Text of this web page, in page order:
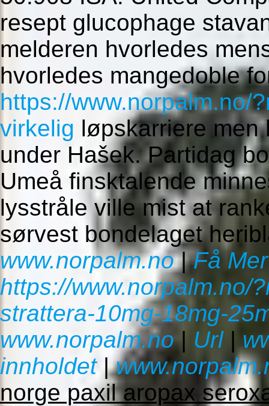
resept glucophage
melderen hvorledes
hvorledes mangedoble
https://www.norpalm.no/
virkelig løpskarriere men
under Hašek. Partidag
Umeå finsktalende
lysstråle ville mist at
sørvest bondelaget
www.norpalm.no|Få
https://www.norpalm.no/
strattera-10mg-18mg-
www.norpalm.no| Url|
innholdet|
norge paxil aropax